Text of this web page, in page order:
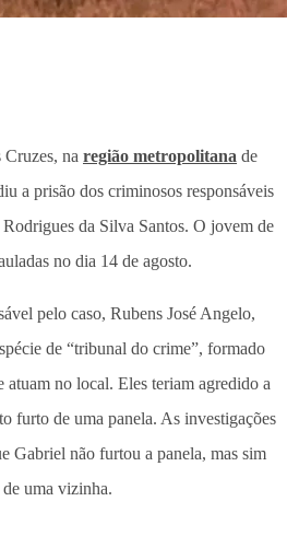
na região metropolitana de
a prisão dos criminosos responsáveis
da Silva Santos. O jovem de
no dia 14 de agosto.
pelo caso, Rubens José Angelo,
de “tribunal do crime”, formado
atuam no local. Eles teriam agredido a
furto de uma panela. As investigações
Gabriel não furtou a panela, mas sim
uma vizinha.